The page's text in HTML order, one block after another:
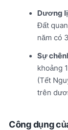
Dương
Đất
năm có
Sự
khoảng
(Tết
trên
Công dụng